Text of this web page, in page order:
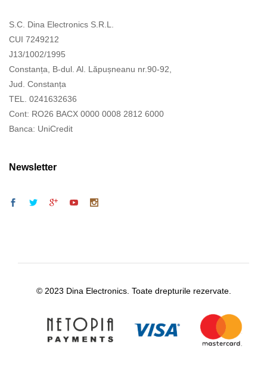
S.C. Dina Electronics S.R.L.
CUI 7249212
J13/1002/1995
Constanța, B-dul. Al. Lăpușneanu nr.90-92,
Jud. Constanța
TEL. 0241632636
Cont: RO26 BACX 0000 0008 2812 6000
Banca: UniCredit
Newsletter
© 2023 Dina Electronics. Toate drepturile rezervate.